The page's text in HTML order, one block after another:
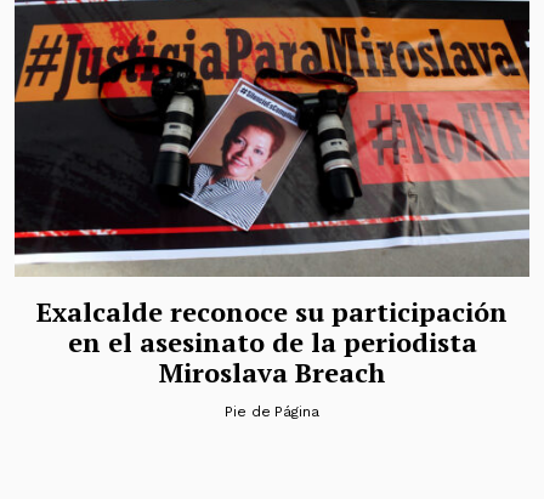
Exalcalde reconoce su participación
en el asesinato de la periodista
Miroslava Breach
Pie de Página